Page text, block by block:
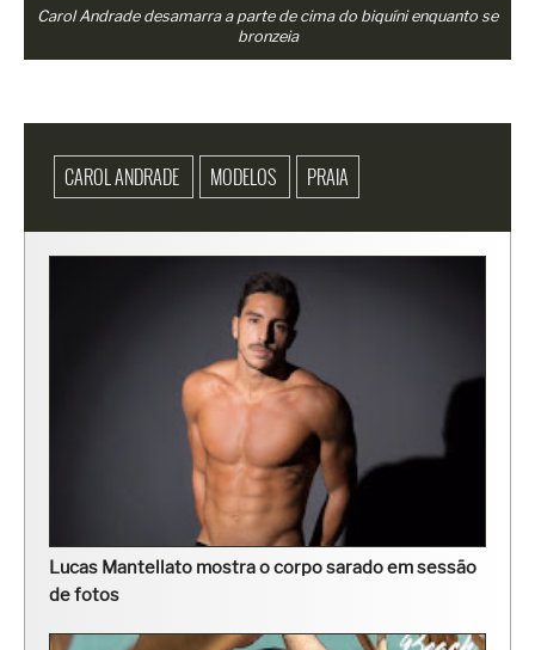
Carol Andrade desamarra a parte de cima do biquíni enquanto se
bronzeia
CAROL ANDRADE MODELOS PRAIA
Lucas Mantellato mostra o corpo sarado em sessão
de fotos